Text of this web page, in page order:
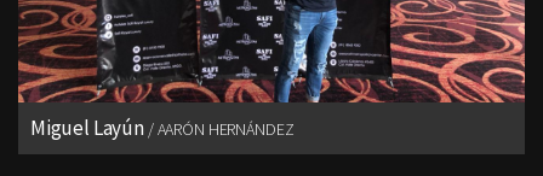
Miguel Layún AARÓN HERNÁNDEZ